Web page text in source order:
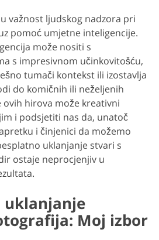
važnost ljudskog nadzora pri
pomoć umjetne inteligencije.
može nositi s
s impresivnom učinkovitošću,
tumači kontekst ili izostavlja
do komičnih ili neželjenih
ovih hirova može kreativni
i podsjetiti nas da, unatoč
i činjenici da možemo
uklanjanje stvari s
ostaje neprocjenjiv u
uklanjanje
Moj izbor